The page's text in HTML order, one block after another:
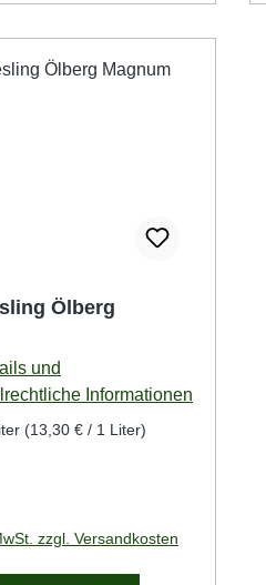
Ölberg
und
Informationen
(13,30 € / 1 Liter)
zzgl. Versandkosten